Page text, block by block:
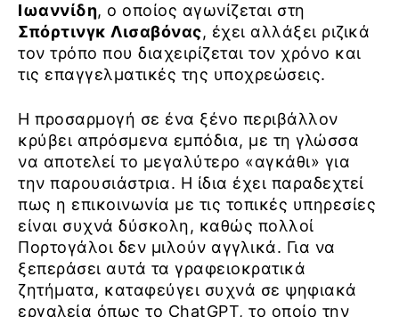
Ιωαννίδη, ο οποίος αγωνίζεται στη
Σπόρτινγκ Λισαβόνας, έχει αλλάξει ριζικά
τον τρόπο που διαχειρίζεται τον χρόνο και
τις επαγγελματικές της υποχρεώσεις.
Η προσαρμογή σε ένα ξένο περιβάλλον
κρύβει απρόσμενα εμπόδια, με τη γλώσσα
να αποτελεί το μεγαλύτερο «αγκάθι» για
την παρουσιάστρια. Η ίδια έχει παραδεχτεί
πως η επικοινωνία με τις τοπικές υπηρεσίες
είναι συχνά δύσκολη, καθώς πολλοί
Πορτογάλοι δεν μιλούν αγγλικά. Για να
ξεπεράσει αυτά τα γραφειοκρατικά
ζητήματα, καταφεύγει συχνά σε ψηφιακά
εργαλεία όπως το ChatGPT, το οποίο την